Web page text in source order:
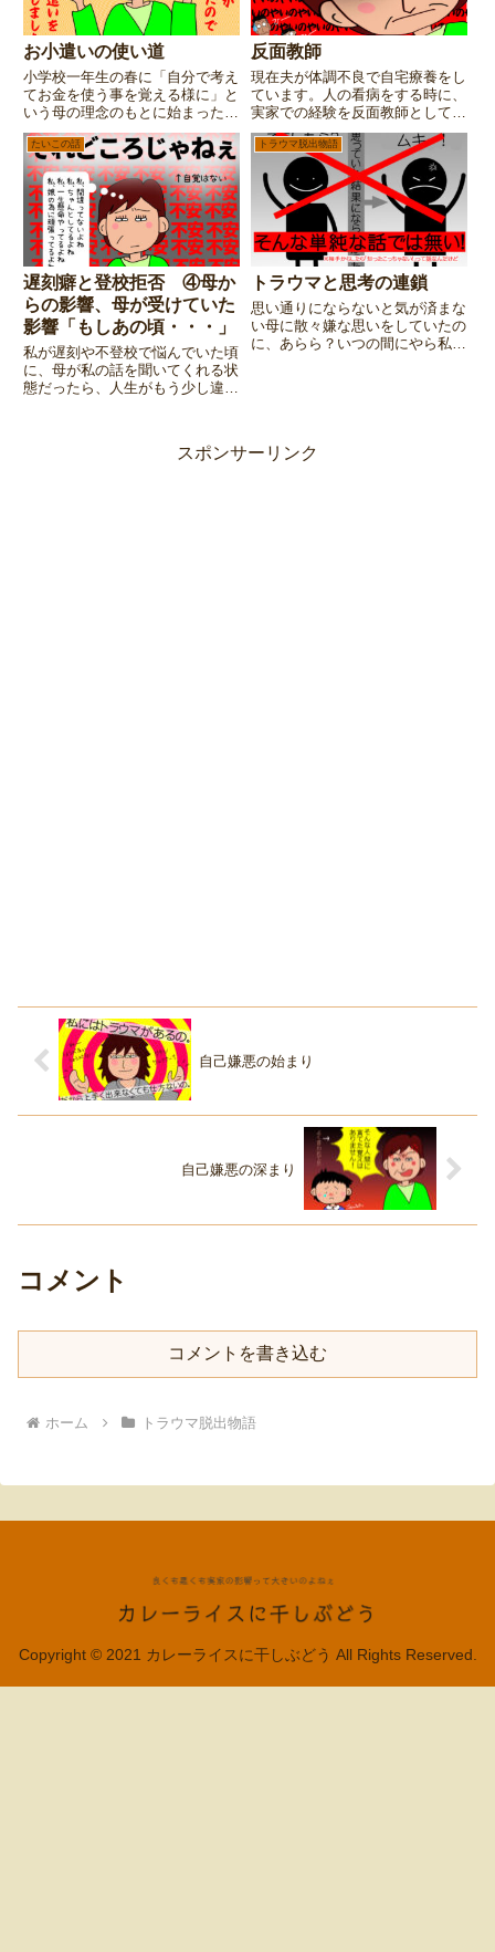
お小遣いの使い道
小学校一年生の春に「自分で考え
てお金を使う事を覚える様に」と
いう母の理念のもとに始まった
【お小遣い制度】 おこづかい帳
と共にスタートしたお金の使い道
の行方はいかに？
反面教師
現在夫が体調不良で自宅療養をし
ています。人の看病をする時に、
実家での経験を反面教師として私
が気を付けている事とは・・・
たいこの話
遅刻癖と登校拒否 ④母か
らの影響、母が受けていた
影響「もしあの頃・・・」
私が遅刻や不登校で悩んでいた頃
に、母が私の話を聞いてくれる状
態だったら、人生がもう少し違っ
無理だったんだな」と感じてい
る、その理由とは・・・？連載第
トラウマ脱出物語
トラウマと思考の連鎖
思い通りにならないと気が済まな
い母に散々嫌な思いをしていたの
に、あらら？いつの間にやら私も
スポンサーリンク
自己嫌悪の始まり
自己嫌悪の深まり
コメント
コメントを書き込む
ホーム トラウマ脱出物語
Copyright © 2021 カレーライスに干しぶどう All Rights Reserved.